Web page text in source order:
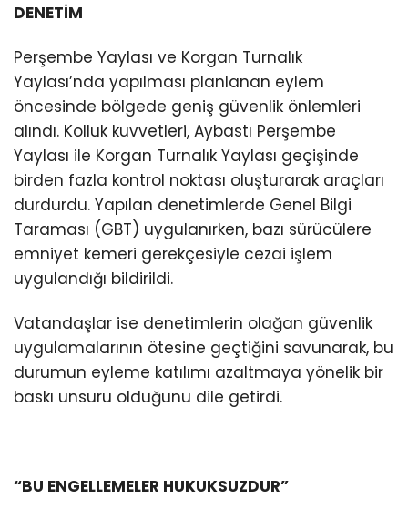
DENETİM
Perşembe Yaylası ve Korgan Turnalık
Yaylası’nda yapılması planlanan eylem
öncesinde bölgede geniş güvenlik önlemleri
alındı. Kolluk kuvvetleri, Aybastı Perşembe
Yaylası ile Korgan Turnalık Yaylası geçişinde
birden fazla kontrol noktası oluşturarak araçları
durdurdu. Yapılan denetimlerde Genel Bilgi
Taraması (GBT) uygulanırken, bazı sürücülere
emniyet kemeri gerekçesiyle cezai işlem
uygulandığı bildirildi.
Vatandaşlar ise denetimlerin olağan güvenlik
uygulamalarının ötesine geçtiğini savunarak, bu
durumun eyleme katılımı azaltmaya yönelik bir
baskı unsuru olduğunu dile getirdi.
“BU ENGELLEMELER HUKUKSUZDUR”